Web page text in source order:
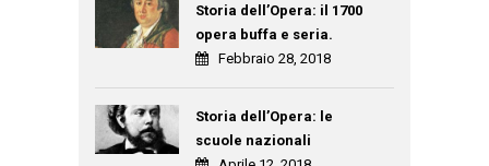
Storia dell’Opera: il 1700
opera buffa e seria.
Febbraio 28, 2018
Storia dell’Opera: le
scuole nazionali